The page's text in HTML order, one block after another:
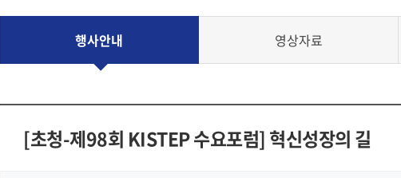
행사안내
영상자료
[초청-제98회 KISTEP 수요포럼] 혁신성장의 길